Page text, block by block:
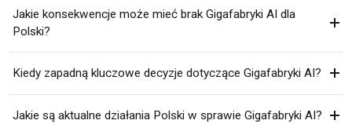
Jakie konsekwencje może mieć brak Gigafabryki AI dla
Polski?
Kiedy zapadną kluczowe decyzje dotyczące Gigafabryki AI?
Jakie są aktualne działania Polski w sprawie Gigafabryki AI?